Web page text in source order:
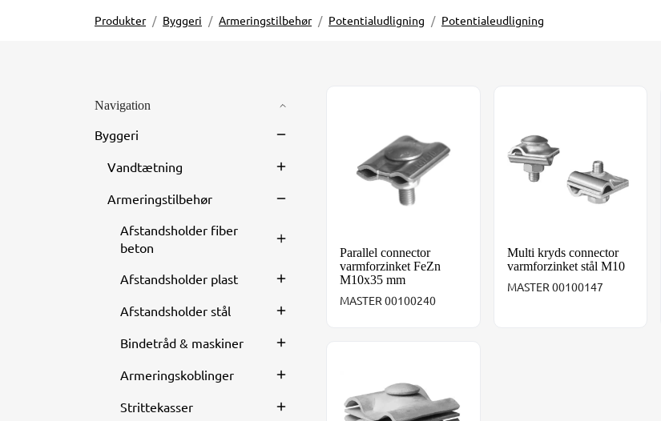
Produkter Byggeri Armeringstilbehør Potentialudligning Potentialeudligning
Navigation
Byggeri
Vandtætning
Armeringstilbehør
Afstandsholder fiber
beton
Afstandsholder plast
Afstandsholder stål
Bindetråd & maskiner
Armeringskoblinger
Strittekasser
Parallel connector
varmforzinket FeZn
M10x35 mm
MASTER 00100240
Multi kryds connector
varmforzinket stål M10
MASTER 00100147